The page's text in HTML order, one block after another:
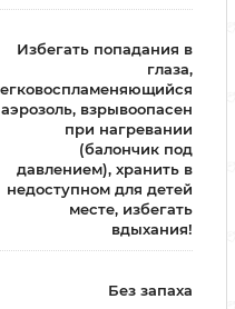
Избегать попадания в
глаза,
аэрозоль, взрывоопасен
при нагревании
(балончик под
давлением), хранить в
недоступном для детей
месте, избегать
вдыхания!
Без запаха